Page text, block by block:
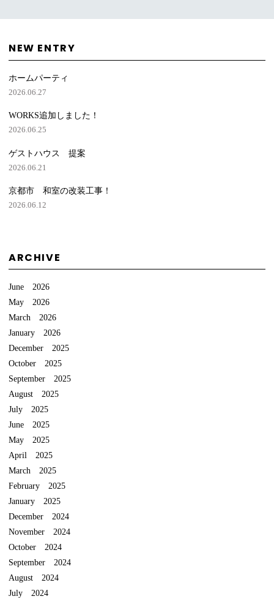
NEW ENTRY
ホームパーティ
2026.06.27
WORKS追加しました！
2026.06.25
ゲストハウス 提案
2026.06.21
京都市 和室の改装工事！
2026.06.12
ARCHIVE
June 2026
May 2026
March 2026
January 2026
December 2025
October 2025
September 2025
August 2025
July 2025
June 2025
May 2025
April 2025
March 2025
February 2025
January 2025
December 2024
November 2024
October 2024
September 2024
August 2024
July 2024